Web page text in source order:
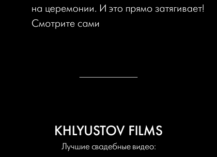
на церемонии. И это прямо затягивает!
Смотрите сами
KHLYUSTOV FILMS
Лучшие свадебные видео: